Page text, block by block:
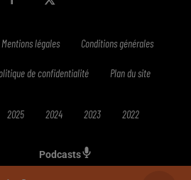
Podcasts
Mentions légales Conditions générales
de confidentialité Plan du site
2025 2024 2023 2022